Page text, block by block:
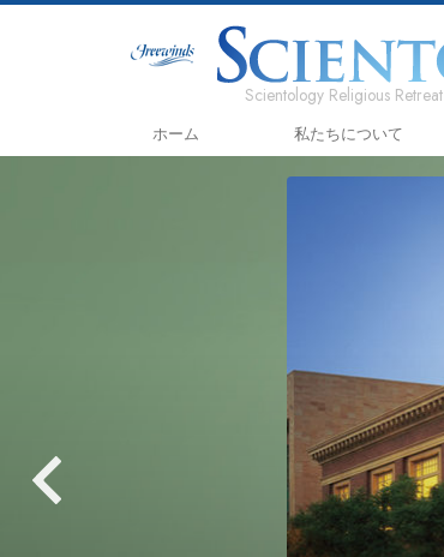
Scientology Religious Retreat
ホーム 私たちについて